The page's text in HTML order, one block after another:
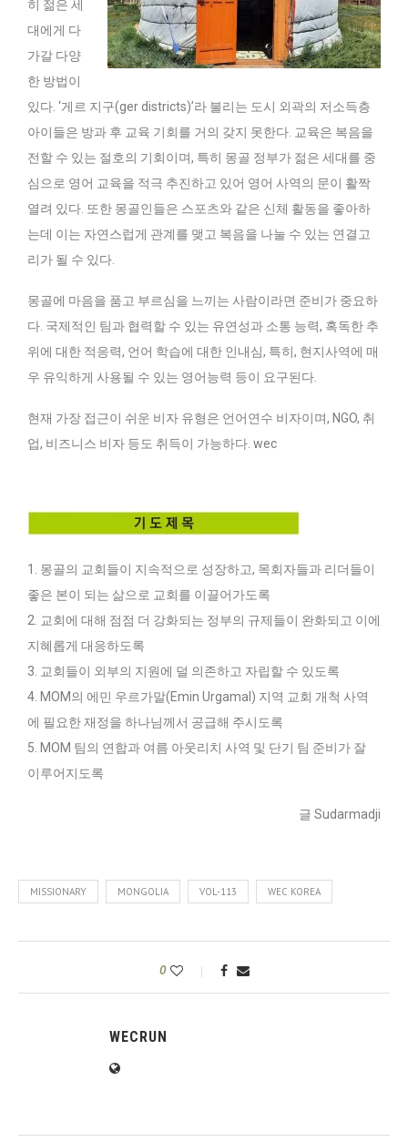
히 젊은 세
대에게 다
가갈 다양
한 방법이
있다. ‘게르 지구(ger districts)’라 불리는 도시 외곽의 저소득층
아이들은 방과 후 교육 기회를 거의 갖지 못한다. 교육은 복음을
전할 수 있는 절호의 기회이며, 특히 몽골 정부가 젊은 세대를 중
심으로 영어 교육을 적극 추진하고 있어 영어 사역의 문이 활짝
열려 있다. 또한 몽골인들은 스포츠와 같은 신체 활동을 좋아하
는데 이는 자연스럽게 관계를 맺고 복음을 나눌 수 있는 연결고
리가 될 수 있다.
몽골에 마음을 품고 부르심을 느끼는 사람이라면 준비가 중요하
다. 국제적인 팀과 협력할 수 있는 유연성과 소통 능력, 혹독한 추
위에 대한 적응력, 언어 학습에 대한 인내심, 특히, 현지사역에 매
우 유익하게 사용될 수 있는 영어능력 등이 요구된다.
현재 가장 접근이 쉬운 비자 유형은 언어연수 비자이며, NGO, 취
업, 비즈니스 비자 등도 취득이 가능하다. wec
1. 몽골의 교회들이 지속적으로 성장하고, 목회자들과 리더들이
좋은 본이 되는 삶으로 교회를 이끌어가도록
2. 교회에 대해 점점 더 강화되는 정부의 규제들이 완화되고 이에
지혜롭게 대응하도록
3. 교회들이 외부의 지원에 덜 의존하고 자립할 수 있도록
4. MOM의 에민 우르가말(Emin Urgamal) 지역 교회 개척 사역
에 필요한 재정을 하나님께서 공급해 주시도록
5. MOM 팀의 연합과 여름 아웃리치 사역 및 단기 팀 준비가 잘
이루어지도록
글 Sudarmadji
MISSIONARY MONGOLIA VOL-113 WEC KOREA
0
WECRUN